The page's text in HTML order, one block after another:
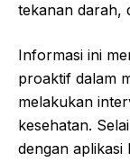
tekanan darah,
Informasi ini
proaktif dalam
melakukan
kesehatan.
dengan